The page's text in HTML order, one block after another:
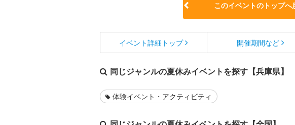
このイベントのトップへ
イベント詳細 トップ 開催期間など
同じジャンルの夏休みイベントを探す【兵庫県】
体験イベント・アクティビティ